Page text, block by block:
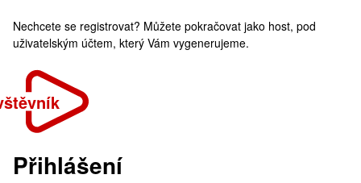
Nechcete se registrovat? Můžete pokračovat jako host, pod
uživatelským účtem, který Vám vygenerujeme.
Přihlášení